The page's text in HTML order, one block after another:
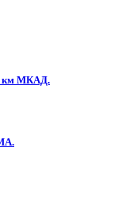
км МКАД.